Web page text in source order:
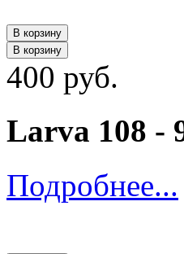
В корзину
В корзину
400 руб.
Larva 108 -
Подробнее...